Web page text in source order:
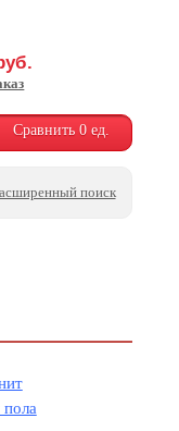
Сравнить 0ед.
поиск
пола